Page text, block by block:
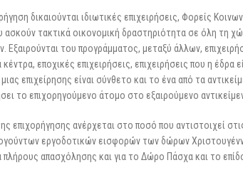
δικαιούνται ιδιωτικές επιχειρήσεις, Φορείς
ασκούν τακτικά οικονομική δραστηριότητα σε όλη τη
Εξαιρούνται του προγράμματος, μεταξύ άλλων,
κέντρα, εποχικές επιχειρήσεις, επιχειρήσεις που η
επιχείρησης είναι σύνθετο και το ένα από τα
το επιχορηγούμενο άτομο στο εξαιρούμενο
επιχορήγησης ανέρχεται στο ποσό που αντιστοιχεί
εργοδοτικών εισφορών των δώρων
πλήρους απασχόλησης και για το Δώρο Πάσχα και το